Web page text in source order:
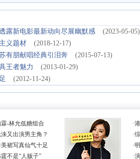
露新电影最新动向尽展幽默感
(2023-05-05)
义题材
(2018-12-17)
有朋献唱经典引泪奔
(2015-07-13)
王者魅力
(2013-01-29)
(2012-11-24)